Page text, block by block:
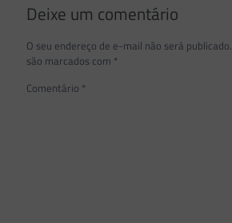
Deixe um comentário
O seu endereço de e-mail não será publicado.
são marcados com *
Comentário *